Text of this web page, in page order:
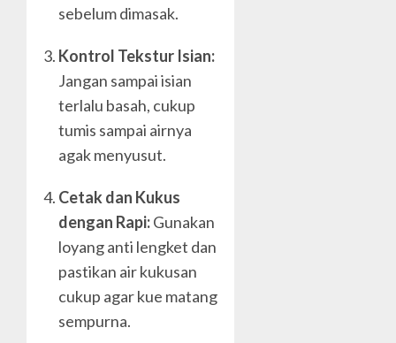
sebelum dimasak.
Kontrol Tekstur Isian:
Jangan sampai isian
terlalu basah, cukup
tumis sampai airnya
agak menyusut.
Cetak dan Kukus
dengan Rapi:Gunakan
loyang anti lengket dan
pastikan air kukusan
cukup agar kue matang
sempurna.